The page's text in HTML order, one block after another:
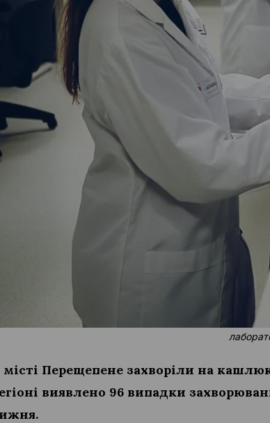
місті Перещепене захворіли на
виявлено 96 випадки